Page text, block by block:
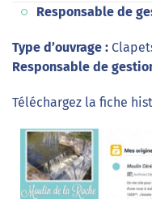
Responsable de
Type d’ouvrage :
Responsable de
Téléchargez la fiche